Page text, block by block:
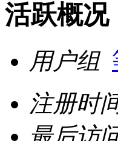
活跃概况
用户组
注册时